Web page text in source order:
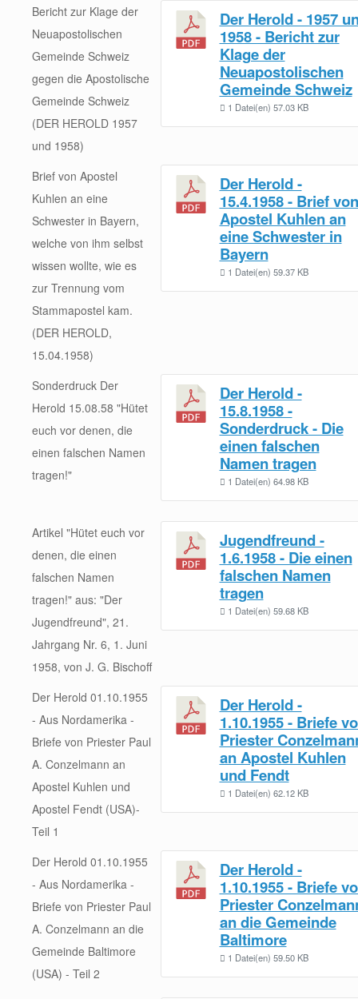
Bericht zur Klage der
Neuapostolischen
Gemeinde Schweiz
gegen die Apostolische
Gemeinde Schweiz
(DER HEROLD 1957
und 1958)
Der Herold - 1957
1958 - Bericht zur
Klage der
Neuapostolischen
Gemeinde Schweiz
1 Datei(en) 57.03 KB
Brief von Apostel
Kuhlen an eine
Schwester in Bayern,
welche von ihm selbst
wissen wollte, wie es
zur Trennung vom
Stammapostel kam.
(DER HEROLD,
15.04.1958)
Der Herold -
15.4.1958 - Brief von
Apostel Kuhlen an
eine Schwester in
Bayern
1 Datei(en) 59.37 KB
Sonderdruck Der
Herold 15.08.58 "Hütet
euch vor denen, die
einen falschen Namen
tragen!"
Der Herold -
15.8.1958 -
Sonderdruck - Die
einen falschen
Namen tragen
1 Datei(en) 64.98 KB
Artikel "Hütet euch vor
denen, die einen
falschen Namen
tragen!" aus: "Der
Jugendfreund", 21.
Jahrgang Nr. 6, 1. Juni
1958, von J. G. Bischoff
Jugendfreund -
1.6.1958 - Die einen
falschen Namen
tragen
1 Datei(en) 59.68 KB
Der Herold 01.10.1955
- Aus Nordamerika -
Briefe von Priester Paul
A. Conzelmann an
Apostel Kuhlen und
Apostel Fendt (USA)-
Teil 1
Der Herold -
1.10.1955 - Briefe
Priester
an Apostel Kuhlen
und Fendt
1 Datei(en) 62.12 KB
Der Herold 01.10.1955
- Aus Nordamerika -
Briefe von Priester Paul
A. Conzelmann an die
Gemeinde Baltimore
(USA) - Teil 2
Der Herold -
1.10.1955 - Briefe
Priester
an die Gemeinde
Baltimore
1 Datei(en) 59.50 KB